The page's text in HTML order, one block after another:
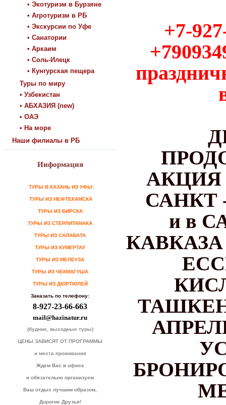
• Экотуризм в Бурзяне
• Агротуризм в РБ
• Экскурсии по Уфе
• Санатории
• Аркаим
• Соль-Илецк
• Кунгурская пещера
Туры по миру
• Узбекистан
• АБХАЗИЯ (new)
• ОАЭ
• На море
Наши филиалы в РБ
Информация
ТУРЫ В КАЗАНЬ ИЗ УФЫ:
ТУРЫ ИЗ НЕФТЕКАМСКА
ТУРЫ ИЗ БИРСКА
ТУРЫ ИЗ СТЕРЛИТАМАКА
ТУРЫ ИЗ САЛАВАТА
ТУРЫ ИЗ КУМЕРТАУ
ТУРЫ ИЗ МЕЛЕУЗА
ТУРЫ ИЗ ЧЕКМАГУША
ТУРЫ ИЗ ДЮРТЮЛЕЙ
Заказать по телефону:
8-927-23-66-663
mail@hazinatur.ru
(будние, выходные туры)
ЦЕНЫ ЗАВИСЯТ ОТ ПРОГРАММЫ
и места проживания
Ждем Вас в офисе
и обязательно организуем
Ваш отдых лучшим образом,
Дорогие Друзья!
+7-
АКЦИЯ
САНКТ
и в